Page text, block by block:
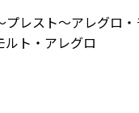
レスト～アレグロ・
ト・アレグロ